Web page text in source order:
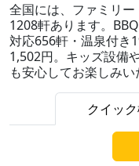
全国には、ファミリ
1208軒あります。
対応656軒・温泉付き
1,502円。キッズ設備
も安心してお楽しみい
クイッ